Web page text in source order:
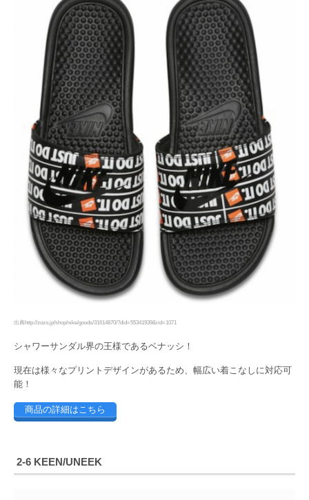
出典http://zozo.jp/shop/nike/goods/31614870/?did=55341939&rid=1071
シャワーサンダル界の王様であるベナッシ！
現在は様々なプリントデザインがあるため、幅広い着こなしに対応可
能！
商品の詳細はこちら
2-6 KEEN/UNEEK